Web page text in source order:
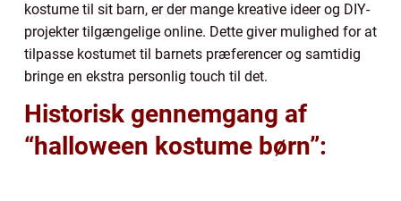
kostume til sit barn, er der mange kreative ideer og DIY-
projekter tilgængelige online. Dette giver mulighed for at
tilpasse kostumet til barnets præferencer og samtidig
bringe en ekstra personlig touch til det.
Historisk gennemgang af
“halloween kostume børn”: